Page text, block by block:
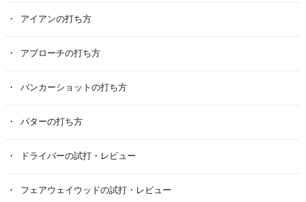
アイアンの打ち方
アプローチの打ち方
バンカーショットの打ち方
パターの打ち方
ドライバーの試打・レビュー
フェアウェイウッドの試打・レビュー